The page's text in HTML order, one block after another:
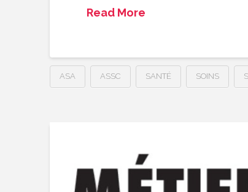
Read More
ASA ASSC SANTÉ SOINS